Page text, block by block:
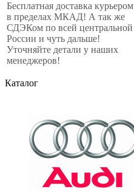
Бесплатная доставка курьером
в пределах МКАД! А так же
СДЭКом по всей центральной
России и чуть дальше!
Уточняйте детали у наших
менеджеров!
Каталог